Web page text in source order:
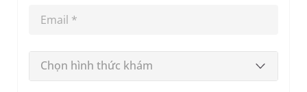
Chọn hình thức khám